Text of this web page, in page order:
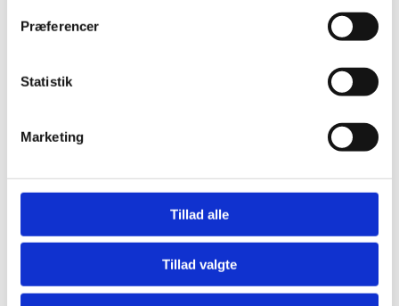
Præferencer
Statistik
Marketing
Tillad alle
Tillad valgte
Strikkeopskrifter
Fra DKK 288,-
Strikkeopskrifter
“vingeærmer”